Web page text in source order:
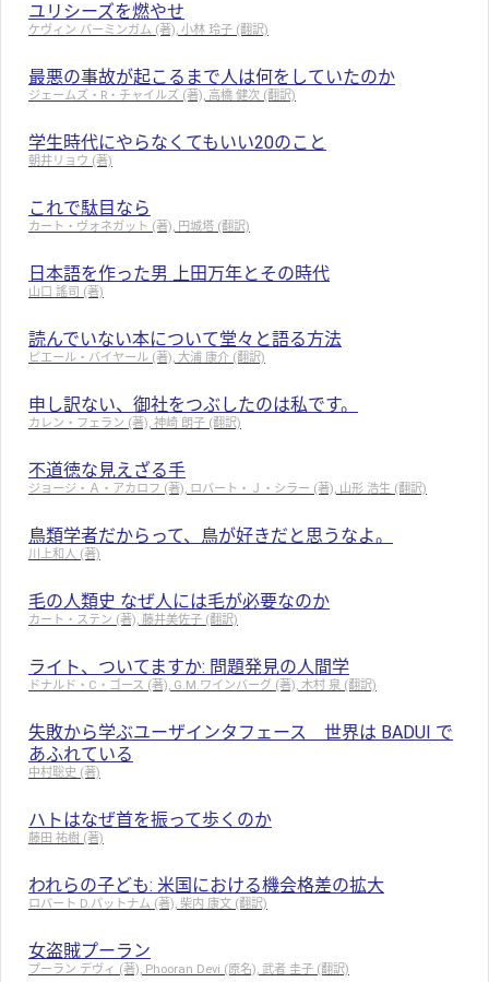
ユリシーズを燃やせ
ケヴィン バーミンガム (著), 小林 玲子 (翻訳)
最悪の事故が起こるまで人は何をしていたのか
ジェームズ・R・チャイルズ (著), 高橋 健次 (翻訳)
学生時代にやらなくてもいい20のこと
朝井リョウ (著)
これで駄目なら
カート・ヴォネガット (著), 円城塔 (翻訳)
日本語を作った男 上田万年とその時代
山口 謠司 (著)
読んでいない本について堂々と語る方法
ピエール・バイヤール (著), 大浦 康介 (翻訳)
申し訳ない、御社をつぶしたのは私です。
カレン・フェラン (著), 神崎 朗子 (翻訳)
不道徳な見えざる手
ジョージ・Ａ・アカロフ (著), ロバート・Ｊ・シラー (著), 山形 浩生 (翻訳)
鳥類学者だからって、鳥が好きだと思うなよ。
川上和人 (著)
毛の人類史 なぜ人には毛が必要なのか
カート・ステン (著), 藤井美佐子 (翻訳)
ライト、ついてますか: 問題発見の人間学
ドナルド・C・ゴース (著), G.M.ワインバーグ (著), 木村 泉 (翻訳)
失敗から学ぶユーザインタフェース 世界は BADUI で
あふれている
中村聡史 (著)
ハトはなぜ首を振って歩くのか
藤田 祐樹 (著)
われらの子ども: 米国における機会格差の拡大
ロバート D.パットナム (著), 柴内 康文 (翻訳)
女盗賊プーラン
プーラン デヴィ (著), Phooran Devi (原名), 武者 圭子 (翻訳)